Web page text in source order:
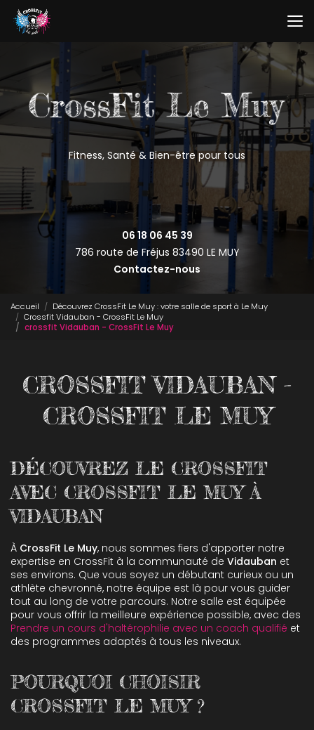
Aller
contenu
Fitness, Santé & Bien-être pour tous
06 18 06 45 39
786 route de Fréjus 83490 LE MUY
Contactez-nous
Accueil
Découvrez CrossFit Le Muy : votre salle de sport à Le Muy
Crossfit Vidauban - CrossFit Le Muy
crossfit Vidauban - CrossFit Le Muy
CROSSFIT VIDAUBAN -
CROSSFIT LE MUY
DÉCOUVREZ LE CROSSFIT
AVEC CROSSFIT LE MUY À
VIDAUBAN
À CrossFit Le Muy, nous sommes fiers d'apporter notre
expertise en CrossFit à la communauté de Vidauban et
ses environs. Que vous soyez un débutant curieux ou un
athlète chevronné, notre équipe est là pour vous guider
tout au long de votre parcours. Notre salle est équipée
pour vous offrir la meilleure expérience possible, avec des
Prendre un cours d'haltérophilie avec un coach qualifié et
des programmes adaptés à tous les niveaux.
POURQUOI CHOISIR
CROSSFIT LE MUY ?